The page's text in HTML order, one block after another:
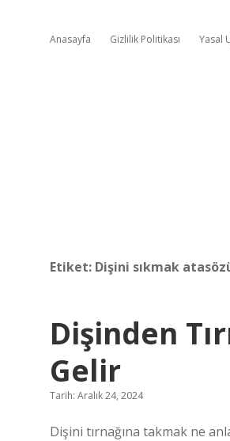
Anasayfa Gizlilik Politikası Yasal
Etiket: Dişini sıkmak
Dişinden
Gelir
Tarih: Aralık 24, 2024
Dişini tırnağına takmak ne